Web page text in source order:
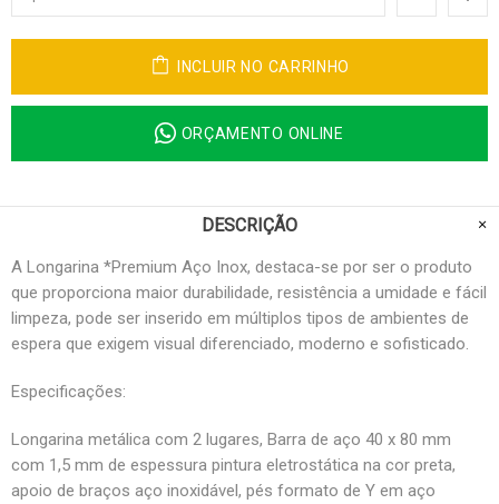
INCLUIR NO CARRINHO
ORÇAMENTO ONLINE
DESCRIÇÃO
A Longarina *Premium Aço Inox, destaca-se por ser o produto
que proporciona maior durabilidade, resistência a umidade e fácil
limpeza, pode ser inserido em múltiplos tipos de ambientes de
espera que exigem visual diferenciado, moderno e sofisticado.
Especificações:
Longarina metálica com 2 lugares, Barra de aço 40 x 80 mm
com 1,5 mm de espessura pintura eletrostática na cor preta,
apoio de braços aço inoxidável, pés formato de Y em aço